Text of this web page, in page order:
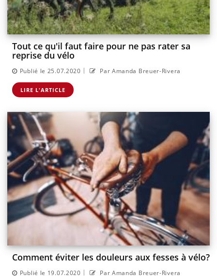
Tout ce qu'il faut faire pour ne pas rater sa
reprise du vélo
Publié le 25.07.2020 | Par Amanda Breuer-Rivera
LIRE L'ARTICLE
Comment éviter les douleurs aux fesses à vélo?
Publié le 19.07.2020 | Par Amanda Breuer-Rivera